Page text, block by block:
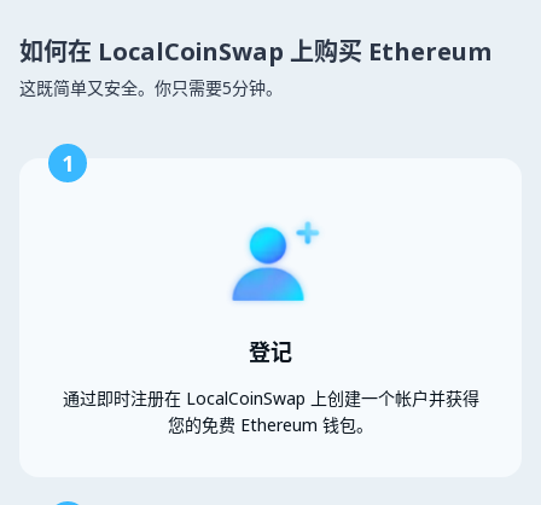
如何在 LocalCoinSwap 上购买 Ethereum
这既简单又安全。你只需要5分钟。
1
登记
通过即时注册在 LocalCoinSwap 上创建一个帐户并获得
您的免费 Ethereum 钱包。